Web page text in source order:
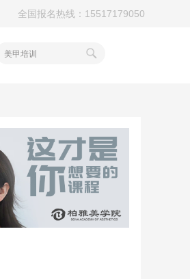
全国报名热线：15517179050
美甲培训